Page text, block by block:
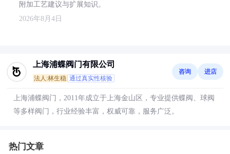
附加工艺建议与扩展知识。
2026年8月4日
上海浦蝶阀门有限公司
法人:林生稳 通过真实性核验
咨询 进店
上海浦蝶阀门，2011年成立于上海金山区，专业提供蝶阀、球阀
等多样阀门，行业经验丰富，权威可靠，服务广泛。
热门文章